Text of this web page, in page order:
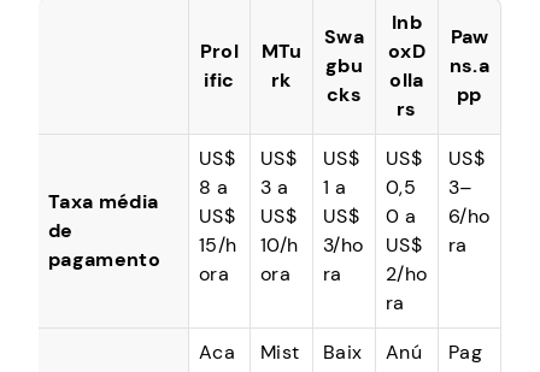
Prol
ific
MTu
rk
Swa
gbu
cks
Inb
oxD
olla
rs
Paw
ns.a
pp
Taxa média
de
pagamento
US$
8 a
US$
15/h
ora
US$
3 a
US$
10/h
ora
US$
1 a
US$
3/ho
ra
US$
0,5
0 a
US$
2/ho
ra
US$
3–
6/ho
ra
Aca
Mist
Baix
Anú
Pag